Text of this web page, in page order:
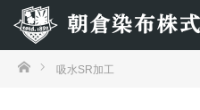
ホーム吸水SR加工